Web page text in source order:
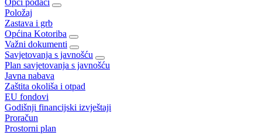
Opći podaci
Položaj
Zastava i grb
Općina Kotoriba
Važni dokumenti
Savjetovanja s javnošću
Plan savjetovanja s javnošću
Javna nabava
Zaštita okoliša i otpad
EU fondovi
Godišnji financijski izvještaji
Proračun
Prostorni plan